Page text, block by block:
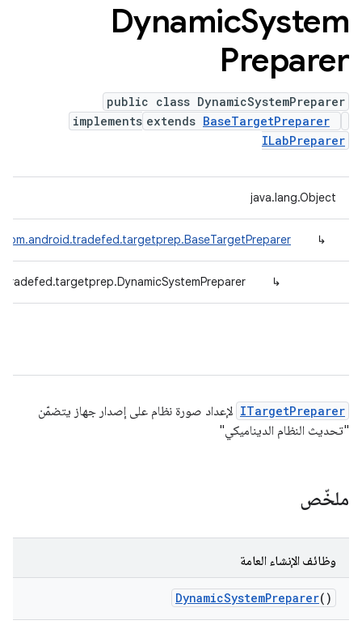
DynamicSystem
Preparer
public class DynamicSystemPreparer
extends BaseTargetPreparer
implements
ILabPreparer
java.lang.Object
↳
com.android.tradefed.targetprep.BaseTargetPreparer
↳
ITargetPreparer لإعداد صورة نظام على إصدار جهاز يتضمّن
"تحديث النظام الديناميكي"
ملخّص
وظائف الإنشاء العامة
DynamicSystemPreparer()